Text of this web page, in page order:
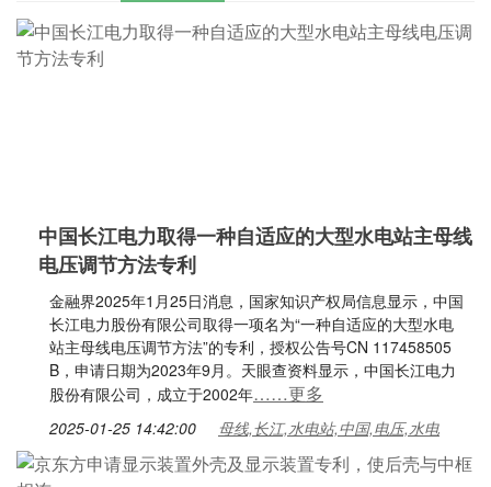
中国长江电力取得一种自适应的大型水电站主母线
电压调节方法专利
金融界2025年1月25日消息，国家知识产权局信息显示，中国
长江电力股份有限公司取得一项名为“一种自适应的大型水电
站主母线电压调节方法”的专利，授权公告号CN 117458505
B，申请日期为2023年9月。天眼查资料显示，中国长江电力
股份有限公司，成立于2002年……更多
2025-01-25 14:42:00 母线,长江,水电站,中国,电压,水电